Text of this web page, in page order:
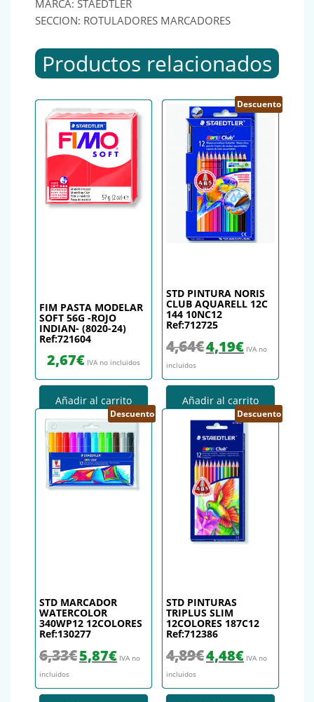
MARCA: STAEDTLER
SECCION: ROTULADORES MARCADORES
Productos relacionados
FIM PASTA MODELAR
SOFT 56G -ROJO
INDIAN- (8020-24)
Ref:721604
2,67€ IVA no incluidos
Añadir al carrito
Descuento
STD PINTURA NORIS
CLUB AQUARELL 12C
144 10NC12
Ref:712725
4,64€ El precio original era: 4,64€.
4,19€El precio actual
IVA no
incluidos
Añadir al carrito
Descuento
STD MARCADOR
WATERCOLOR
340WP12 12COLORES
Ref:130277
6,33€ El precio original era: 6,33€.
5,87€El precio actual es: 5,87€.
IVA no
incluidos
Descuento
STD PINTURAS
TRIPLUS SLIM
12COLORES 187C12
Ref:712386
4,89€ El precio original era: 4,89€.
4,48€El precio actual
IVA no
incluidos